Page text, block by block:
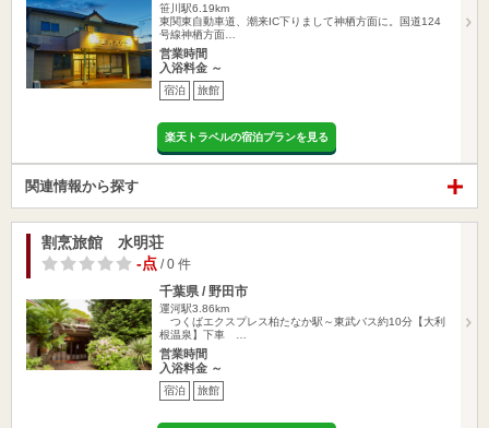
笹川駅6.19km
東関東自動車道、潮来IC下りまして神栖方面に。国道124
号線神栖方面…
営業時間
入浴料金 ～
宿泊 旅館
楽天トラベルの宿泊プランを見る
関連情報から探す
割烹旅館 水明荘
-点 / 0 件
千葉県 / 野田市
運河駅3.86km
つくばエクスプレス柏たなか駅～東武バス約10分【大利
根温泉】下車 …
営業時間
入浴料金 ～
宿泊 旅館